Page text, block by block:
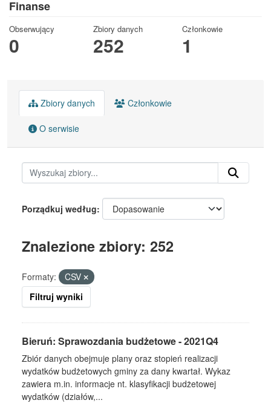
Finanse
Obserwujący
0
Zbiory danych
252
Członkowie
1
Zbiory danych Członkowie
O serwisie
Porządkuj według
Znalezione zbiory: 252
Formaty:
CSV
Filtruj wyniki
Bieruń: Sprawozdania budżetowe - 2021Q4
Zbiór danych obejmuje plany oraz stopień realizacji
wydatków budżetowych gminy za dany kwartał. Wykaz
zawiera m.in. informacje nt. klasyfikacji budżetowej
wydatków (działów,...